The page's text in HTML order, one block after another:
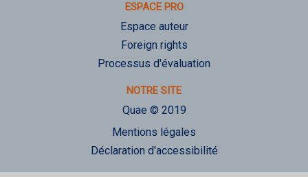
ESPACE PRO
Espace auteur
Foreign rights
Processus d'évaluation
NOTRE SITE
Quae © 2019
Mentions légales
Déclaration d'accessibilité